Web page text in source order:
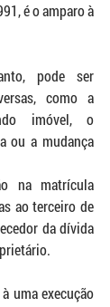
é o amparo à
pode ser
como a
imóvel, o
ou a mudança
na matrícula
ao terceiro de
da dívida
uma execução